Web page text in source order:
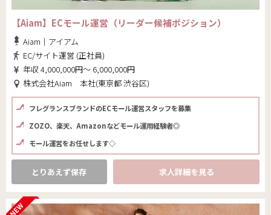
【Aiam】ECモール運営（リーダー候補ポジション）
Aiam｜アイアム
EC/サイト運営 (正社員)
年収 4,000,000円～ 6,000,000円
株式会社Aiam 本社(東京都 渋谷区)
フレグランスブランドのECモール運営スタッフを募集
ZOZO、楽天、Amazonなどモール運用経験者◎
モール運営をお任せします◇
とりあえず保存 求人詳細を見る